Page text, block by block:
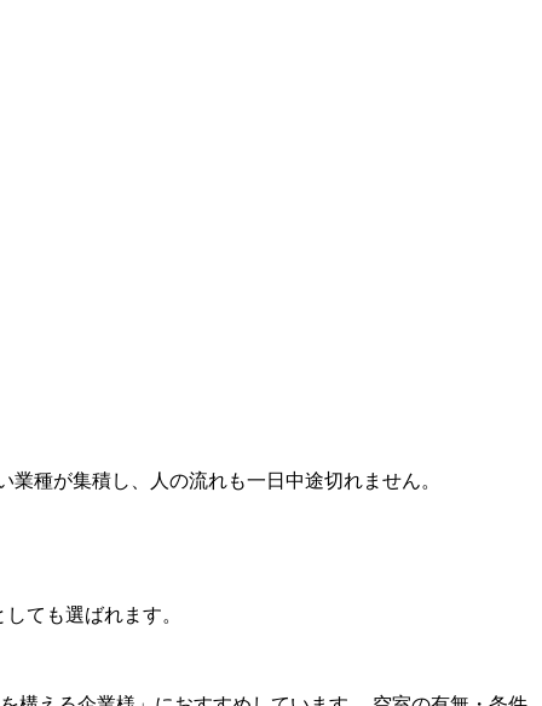
種が集積し、人の流れも一日中途切れません。
ても選ばれます。